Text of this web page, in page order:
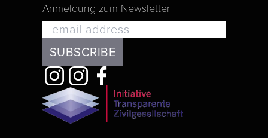
Anmeldung zum Newsletter